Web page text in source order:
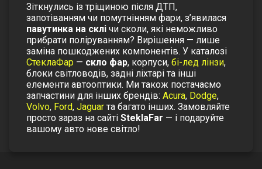
Зіткнулись із тріщиною після ДТП,
запотіванням чи помутнінням фари, з’явилася
павутинка на склі чи сколи, які неможливо
прибрати поліруванням? Вирішення — лише
заміна пошкоджених компонентів. У каталозі
СтеклаФар — скло фар, корпуси, бі-лед лінзи,
блоки світловодів, задні ліхтарі та інші
елементи автооптики. Ми також постачаємо
запчастини для інших брендів: Acura, Dodge,
Volvo, Ford, Jaguar та багато інших. Замовляйте
просто зараз на сайті SteklaFar — і подаруйте
вашому авто нове світло!